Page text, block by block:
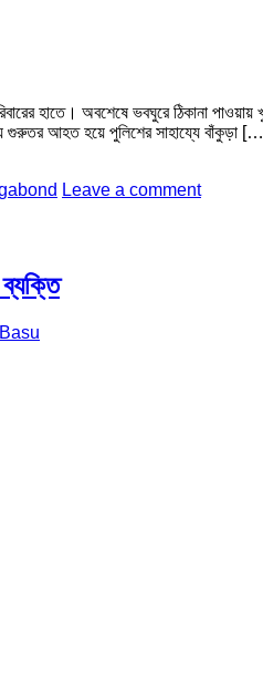
হাতে। অবশেষে ভবঘুরে ঠিকানা
গুরুতর আহত হয়ে পুলিশের সাহায্যে বাঁকুড়া
Leave a comment